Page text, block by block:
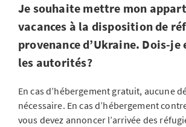
Je souhaite mettre mon
vacances à la disposition de
provenance d’Ukraine. Dois-
les autorités?
En cas d’hébergement gratuit, aucune
nécessaire. En cas d’hébergement
vous devez annoncer l’arrivée des